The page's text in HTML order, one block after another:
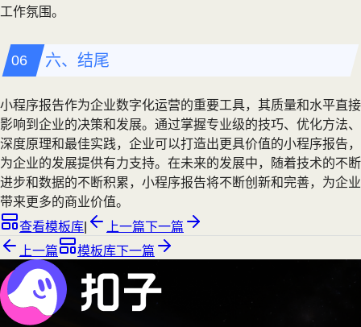
工作氛围。
六、结尾
小程序报告作为企业数字化运营的重要工具，其质量和水平直接
影响到企业的决策和发展。通过掌握专业级的技巧、优化方法、
深度原理和最佳实践，企业可以打造出更具价值的小程序报告，
为企业的发展提供有力支持。在未来的发展中，随着技术的不断
进步和数据的不断积累，小程序报告将不断创新和完善，为企业
带来更多的商业价值。
查看模板库
上一篇下一篇
上一篇
模板库下一篇